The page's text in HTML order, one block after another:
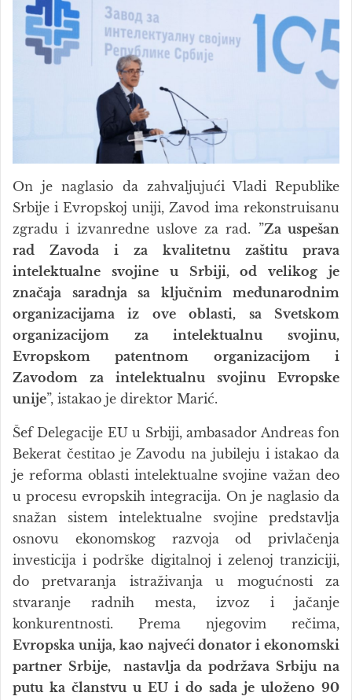
On je naglasio da zahvaljujući Vladi Republike
Srbije i Evropskoj uniji, Zavod ima rekonstruisanu
zgradu i izvanredne uslove za rad. ”Za uspešan
rad Zavoda i za kvalitetnu zaštitu prava
intelektualne svojine u Srbiji, od velikog je
značaja saradnja sa ključnim međunarodnim
organizacijama iz ove oblasti, sa Svetskom
organizacijom za intelektualnu svojinu,
Evropskom patentnom organizacijom i
Zavodom za intelektualnu svojinu Evropske
unije”, istakao je direktor Marić.
Šef Delegacije EU u Srbiji, ambasador Andreas fon
Bekerat čestitao je Zavodu na jubileju i istakao da
je reforma oblasti intelektualne svojine važan deo
u procesu evropskih integracija. On je naglasio da
snažan sistem intelektualne svojine predstavlja
osnovu ekonomskog razvoja od privlačenja
investicija i podrške digitalnoj i zelenoj tranziciji,
do pretvaranja istraživanja u mogućnosti za
stvaranje radnih mesta, izvoz i jačanje
konkurentnosti. Prema njegovim rečima,
Evropska unija, kao najveći donator i ekonomski
partner Srbije, nastavlja da podržava Srbiju na
putu ka članstvu u EU i do sada je uloženo 90